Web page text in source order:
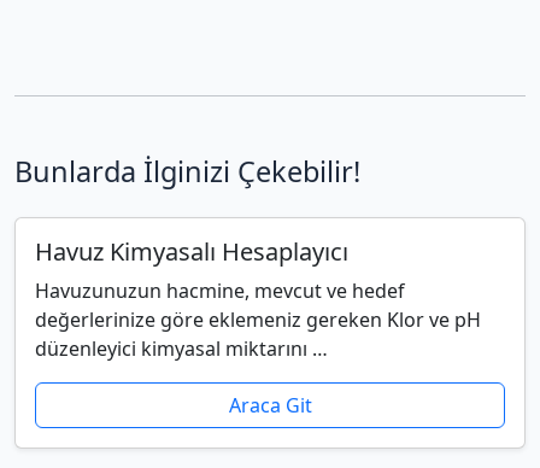
Bunlarda İlginizi Çekebilir!
Havuz Kimyasalı Hesaplayıcı
Havuzunuzun hacmine, mevcut ve hedef
değerlerinize göre eklemeniz gereken Klor ve pH
düzenleyici kimyasal miktarını …
Araca Git